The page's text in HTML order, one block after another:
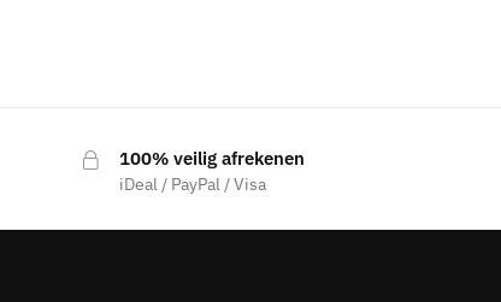
100% veilig afrekenen
iDeal / PayPal / Visa